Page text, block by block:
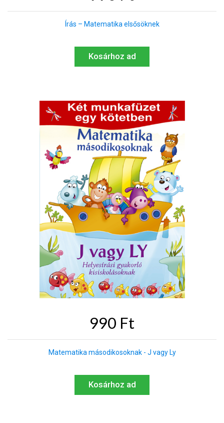
Írás – Matematika elsősöknek
Kosárhoz ad
990 Ft
Matematika másodikosoknak - J vagy Ly
Kosárhoz ad